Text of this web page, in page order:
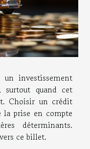
investissement
quand cet
Choisir un crédit
la prise en compte
déterminants.
ce billet.